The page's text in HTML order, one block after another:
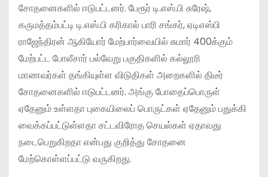
சோதனைகளில் ஈடுபட்டனர். பேரூர் டி.எஸ்.பி சுரேஷ்,
கருமத்தம்பட்டி டி.எஸ்.பி கரிகால் பாரி சங்கர், ஏடிஎஸ்பி
ராஜேந்திரன் ஆகியோர் மேற்பார்வையில் சுமார் 400க்கும்
மேற்பட்ட போலீசார் பல்வேறு பகுதிகளில் கல்லூரி
மாணவர்கள் தங்கியுள்ள விடுதிகள் அறைகளில் திடீர்
சோதனைகளில் ஈடுபட்டனர். அங்கு போதைப்பொருள்
ஏதேனும் உள்ளதா புகையிலைப் பொருட்கள் ஏதேனும் பதுக்கி
வைக்கப்பட்டுள்ளதா சட்டவிரோத செயல்கள் ஏதாவது
நடைபெறுகிறதா என்பது குறித்து சோதனை
மேற்கொள்ளப்பட்டு வருகிறது.